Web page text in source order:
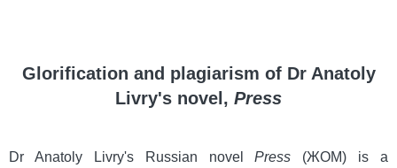
Glorification and plagiarism of Dr Anatoly
Livry's novel, Press
Dr Anatoly Livry's Russian novelPress (ЖОМ) is a